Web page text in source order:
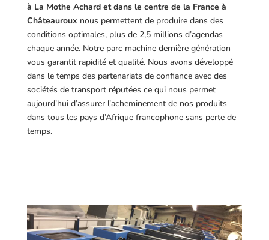
à La Mothe Achard et dans le centre de la France à
Châteauroux nous permettent de produire dans des
conditions optimales, plus de 2,5 millions d’agendas
chaque année. Notre parc machine dernière génération
vous garantit rapidité et qualité. Nous avons développé
dans le temps des partenariats de confiance avec des
sociétés de transport réputées ce qui nous permet
aujourd’hui d’assurer l’acheminement de nos produits
dans tous les pays d’Afrique francophone sans perte de
temps.